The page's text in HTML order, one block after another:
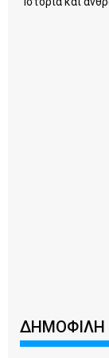
ΔΗΜΟΦΙΛΗ